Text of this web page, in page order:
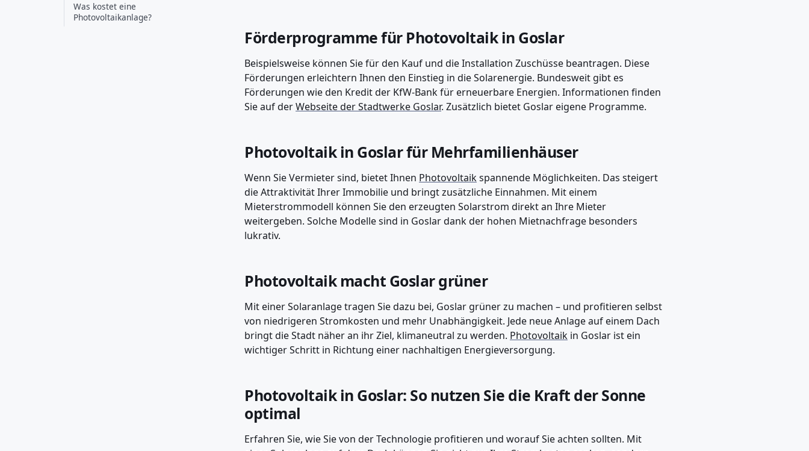
Was kostet eine
Photovoltaikanlage?
Förderprogramme für Photovoltaik in Goslar
Beispielsweise können Sie für den Kauf und die Installation Zuschüsse beantragen. Diese
Förderungen erleichtern Ihnen den Einstieg in die Solarenergie. Bundesweit gibt es
Förderungen wie den Kredit der KfW-Bank für erneuerbare Energien. Informationen finden
Sie auf derWebseite der Stadtwerke Goslar. Zusätzlich bietet Goslar eigene Programme.
Photovoltaik in Goslar für Mehrfamilienhäuser
Wenn Sie Vermieter sind, bietet Ihnen Photovoltaikspannende Möglichkeiten. Das steigert
die Attraktivität Ihrer Immobilie und bringt zusätzliche Einnahmen. Mit einem
Mieterstrommodell können Sie den erzeugten Solarstrom direkt an Ihre Mieter
weitergeben. Solche Modelle sind in Goslar dank der hohen Mietnachfrage besonders
lukrativ.
Photovoltaik macht Goslar grüner
Mit einer Solaranlage tragen Sie dazu bei, Goslar grüner zu machen – und profitieren selbst
von niedrigeren Stromkosten und mehr Unabhängigkeit. Jede neue Anlage auf einem Dach
bringt die Stadt näher an ihr Ziel, klimaneutral zu werden. Photovoltaik in Goslar ist ein
wichtiger Schritt in Richtung einer nachhaltigen Energieversorgung.
Photovoltaik in Goslar: So nutzen Sie die Kraft der Sonne
optimal
Erfahren Sie, wie Sie von der Technologie profitieren und worauf Sie achten sollten. Mit